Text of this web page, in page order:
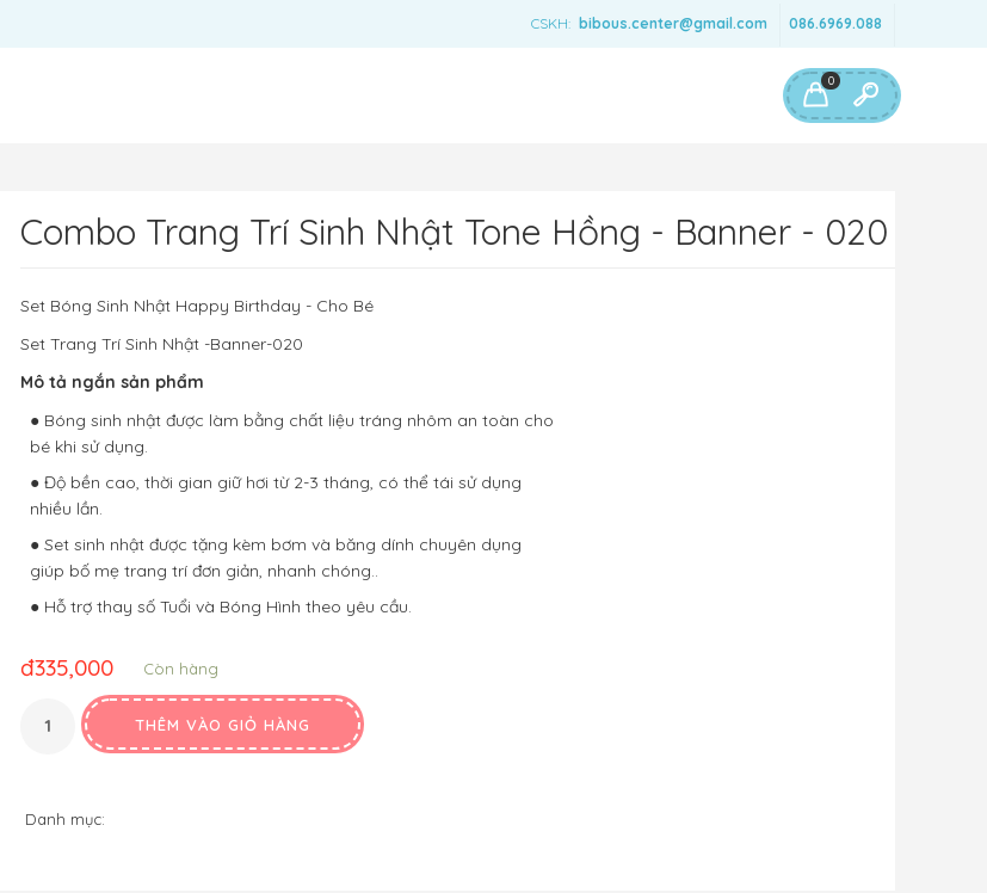
CSKH: bibous.center@gmail.com 086.6969.088
0
Combo Trang Trí Sinh Nhật Tone Hồng - Banner - 020
Set Bóng Sinh Nhật Happy Birthday - Cho Bé
Set Trang Trí Sinh Nhật -Banner-020
Mô tả ngắn sản phẩm
● Bóng sinh nhật được làm bằng chất liệu tráng nhôm an toàn cho
bé khi sử dụng.
● Độ bền cao, thời gian giữ hơi từ 2-3 tháng, có thể tái sử dụng
nhiều lần.
● Set sinh nhật được tặng kèm bơm và băng dính chuyên dụng
giúp bố mẹ trang trí đơn giản, nhanh chóng..
● Hỗ trợ thay số Tuổi và Bóng Hình theo yêu cầu.
đ335,000 Còn hàng
THÊM VÀO GIỎ HÀNG
Danh mục: